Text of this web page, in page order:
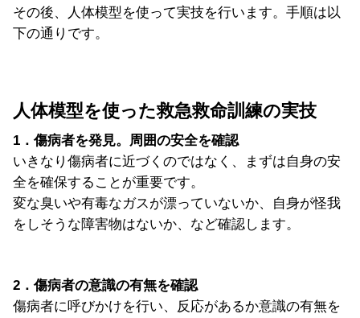
その後、人体模型を使って実技を行います。手順は以
下の通りです。
人体模型を使った救急救命訓練の実技
1．傷病者を発見。周囲の安全を確認
いきなり傷病者に近づくのではなく、まずは自身の安
全を確保することが重要です。
変な臭いや有毒なガスが漂っていないか、自身が怪我
をしそうな障害物はないか、など確認します。
2．傷病者の意識の有無を確認
傷病者に呼びかけを行い、反応があるか意識の有無を